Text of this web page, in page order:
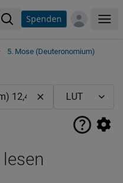
Spenden
5. Mose (Deuteronomium)